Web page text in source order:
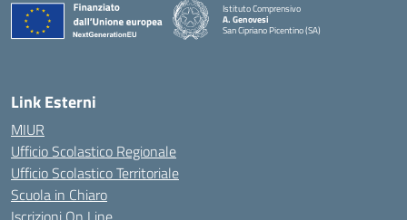
Istituto Comprensivo
A. Genovesi
San Cipriano Picentino (SA)
— Visita la pagina iniziale della scuola
Link Esterni
MIUR
Ufficio Scolastico Regionale
Ufficio Scolastico Territoriale
Scuola in Chiaro